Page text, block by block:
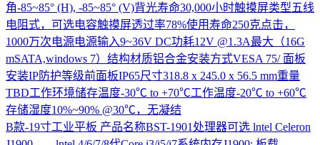
角-85~85° (H), -85~85° (V)背光寿命30,000小时触摸屏类型五线
电阻式，可选电容触摸屏透过率78%使用寿命250克点击，
1000万次电源电源输入9~36V DC功耗12V @1.3A最大（16G
mSATA,windows 7）结构材质铝合金安装方式VESA 75/ 面板
安装IP防护等级前面板IP65尺寸318.8 x 245.0 x 56.5 mm重量
TBD工作环境储存温度-30℃ to +70℃工作温度-20℃ to +60℃
存储湿度10%~90% @30℃，无凝结
B款-19寸工业平板 产品名称BST-1901处理器可选 lntel Celeron